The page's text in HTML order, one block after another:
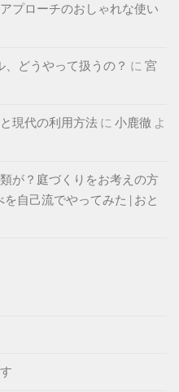
プローチのおしゃれな使い
、どうやって扱うの？ に 宮
現代の利用方法 に 小鹿徹 よ
が？庭づくりをお考えの方
自己流でやってみた | おと